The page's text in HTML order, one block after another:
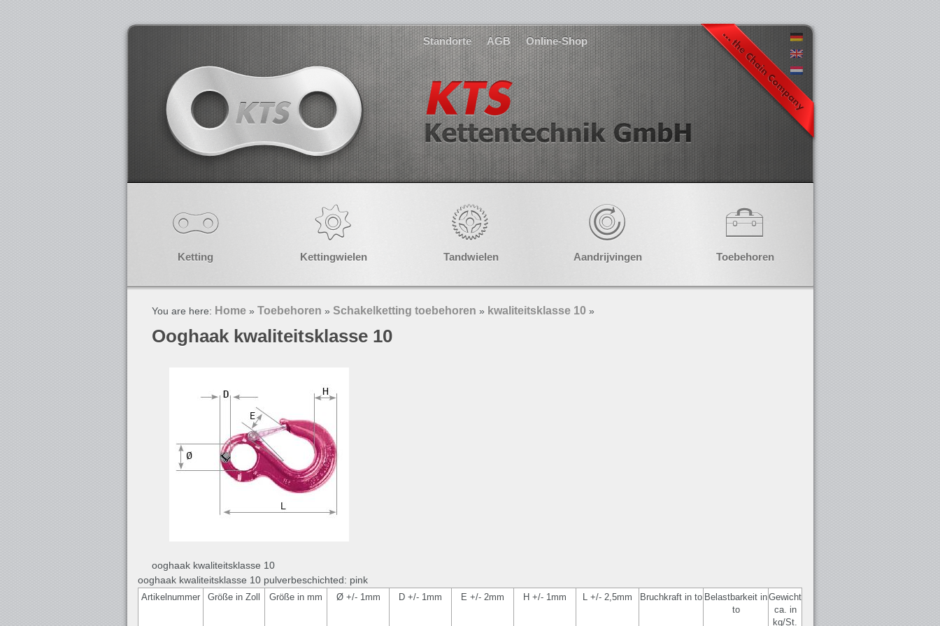
Standorte AGB Online-Shop
Ketting Kettingwielen Tandwielen Aandrijvingen Toebehoren
You are here: Home » Toebehoren » Schakelketting toebehoren » kwaliteitsklasse 10 »
Ooghaak kwaliteitsklasse 10
ooghaak kwaliteitsklasse 10
ooghaak kwaliteitsklasse 10 pulverbeschichted: pink
Artikelnummer Größe in Zoll Größe in mm Ø +/- 1mm D +/- 1mm E +/- 2mm H +/- 1mm L +/- 2,5mm Bruchkraft in to Belastbarkeit in
to
Gewicht
ca. in
kg/St.